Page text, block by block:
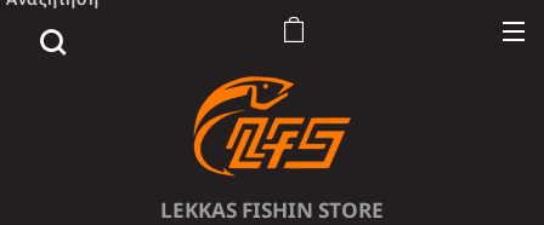
LEKKAS FISHIN STORE